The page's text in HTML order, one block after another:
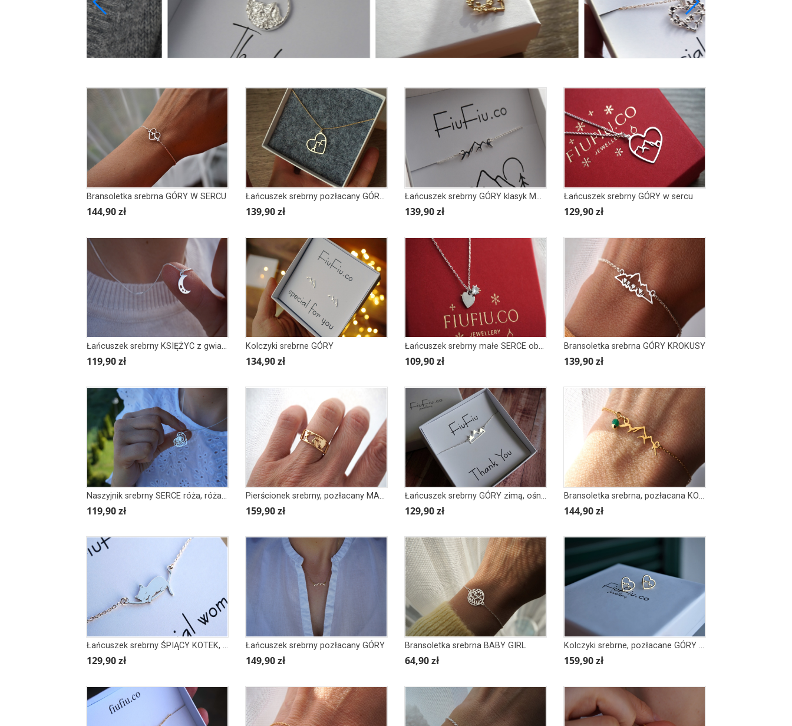
Bransoletka srebrna GÓRY W SERCU
144,90 zł
Łańcuszek srebrny pozłacany GÓRY w sercu
139,90 zł
Łańcuszek srebrny GÓRY klasyk MOUNTAINS obrys
139,90 zł
Łańcuszek srebrny GÓRY w sercu
129,90 zł
Łańcuszek srebrny KSIĘŻYC z gwiazdkami
119,90 zł
Kolczyki srebrne GÓRY
134,90 zł
Łańcuszek srebrny małe SERCE obrys cyrkonia
109,90 zł
Bransoletka srebrna GÓRY KROKUSY
139,90 zł
Naszyjnik srebrny SERCE róża, róża W SERCU
119,90 zł
Pierścionek srebrny, pozłacany MAPA ŚWIATA
159,90 zł
Łańcuszek srebrny GÓRY zimą, ośnieżone
129,90 zł
Bransoletka srebrna, pozłacana KOCHAM GÓRY Z ZIELONYM KAMIENIEM
144,90 zł
Łańcuszek srebrny ŚPIĄCY KOTEK, KOT
129,90 zł
Łańcuszek srebrny pozłacany GÓRY
149,90 zł
Bransoletka srebrna BABY GIRL
64,90 zł
Kolczyki srebrne, pozłacane GÓRY W SERCU
159,90 zł